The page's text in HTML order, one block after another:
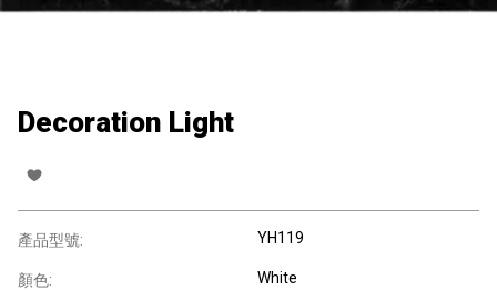
Decoration Light
產品型號: YH119
顏色: White